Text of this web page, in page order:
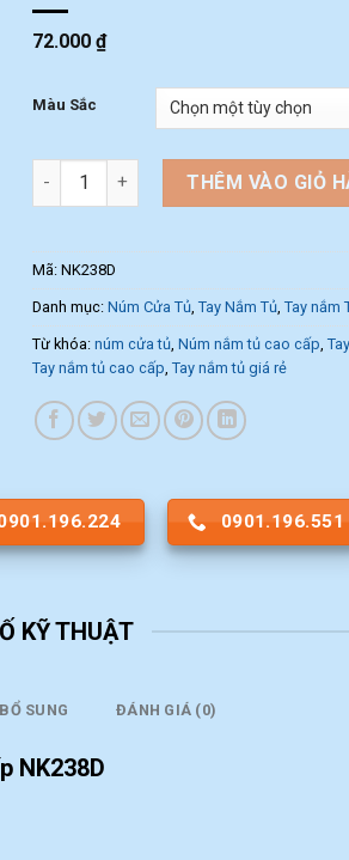
72.000₫
Màu Sắc
Núm nắm tủ đồng cao cấp NK238D số
THÊM VÀO GIỎ
Mã:NK238D
Danh mục:Núm Cửa Tủ ,Tay Nắm Tủ ,Tay nắm
Từ khóa:núm cửa tủ ,Núm nắm tủ cao cấp ,
Tay nắm tủ cao cấp ,Tay nắm tủ giá rẻ
0901.196.551
KỸ THUẬT
SUNG ĐÁNH GIÁ (0)
NK238D